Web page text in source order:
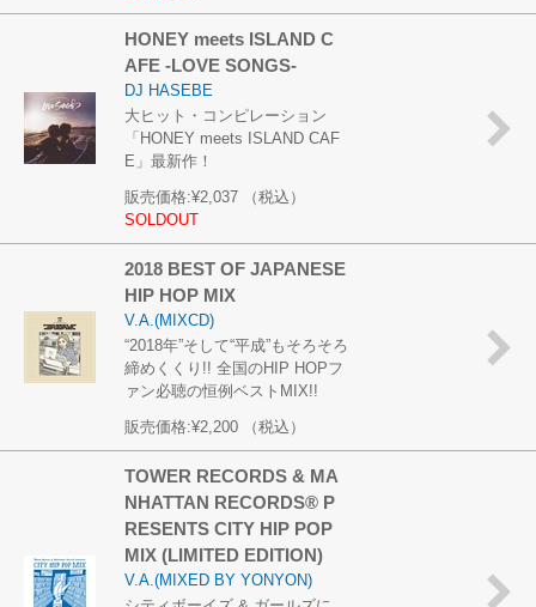
HONEY meets ISLAND C
AFE -LOVE SONGS-
DJ HASEBE
大ヒット・コンピレーション
「HONEY meets ISLAND CAF
E」最新作！
販売価格:¥2,037
（税込）
SOLDOUT
2018 BEST OF JAPANESE
HIP HOP MIX
V.A.(MIXCD)
“2018年”そして“平成”もそろそろ
締めくくり!! 全国のHIP HOPフ
ァン必聴の恒例ベストMIX!!
販売価格:¥2,200 （税込）
TOWER RECORDS & MA
NHATTAN RECORDS® P
RESENTS CITY HIP POP
MIX (LIMITED EDITION)
V.A.(MIXED BY YONYON)